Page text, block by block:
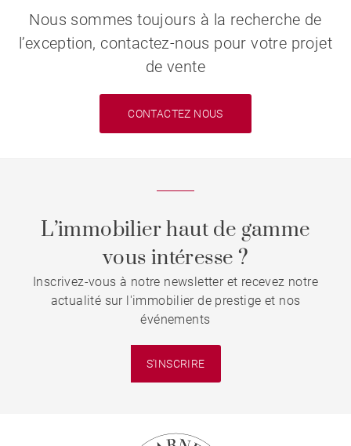
Nous sommes toujours à la recherche de
l’exception, contactez-nous pour votre projet
de vente
CONTACTEZ NOUS
L’immobilier haut de gamme
vous intéresse ?
Inscrivez-vous à notre newsletter et recevez notre
actualité sur l'immobilier de prestige et nos
événements
S'INSCRIRE